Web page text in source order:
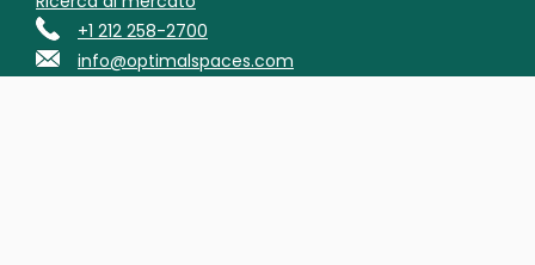
+1 212 258-2700
info@optimalspaces.com